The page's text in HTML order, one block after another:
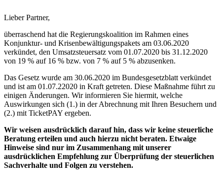
Lieber Partner,
überraschend hat die Regierungskoalition im Rahmen eines
Konjunktur- und Krisenbewältigungspakets am 03.06.2020
verkündet, den Umsatzsteuersatz vom 01.07.2020 bis 31.12.2020
von 19 % auf 16 % bzw. von 7 % auf 5 % abzusenken.
Das Gesetz wurde am 30.06.2020 im Bundesgesetzblatt verkündet
und ist am 01.07.22020 in Kraft getreten. Diese Maßnahme führt zu
einigen Änderungen. Wir informieren Sie hiermit, welche
Auswirkungen sich (1.) in der Abrechnung mit Ihren Besuchern und
(2.) mit TicketPAY ergeben.
Wir weisen ausdrücklich darauf hin, dass wir keine steuerliche
Beratung erteilen und auch hierzu nicht beraten. Etwaige
Hinweise sind nur im Zusammenhang mit unserer
ausdrücklichen Empfehlung zur Überprüfung der steuerlichen
Sachverhalte und Folgen zu verstehen.